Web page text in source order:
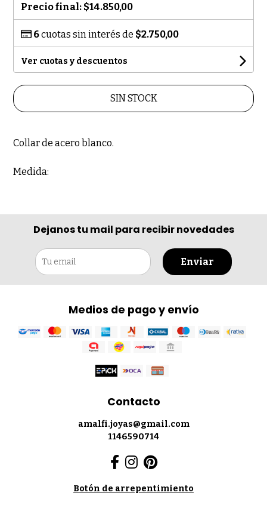
Precio final: $14.850,00
6cuotas sin interés de $2.750,00
Ver cuotas y descuentos
SIN STOCK
Collar de acero blanco.
Medida:
Dejanos tu mail para recibir novedades
Enviar
Medios de pago y envío
Contacto
amalfi.joyas@gmail.com
1146590714
Botón de arrepentimiento